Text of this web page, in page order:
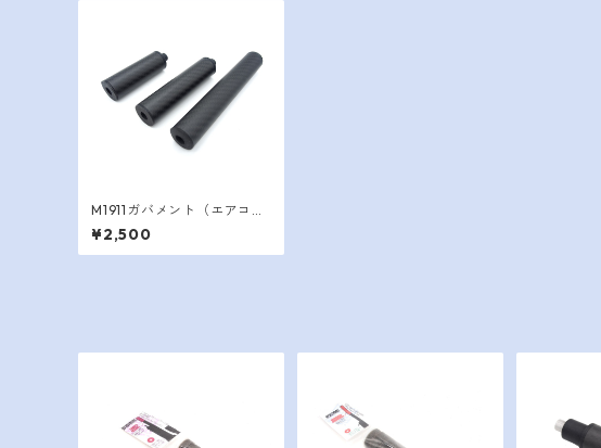
M1911ガバメント（エアコ
キ）用サプレッサー：差し
込み式
¥2,500